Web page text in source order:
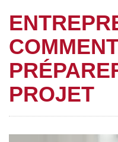
PROJET